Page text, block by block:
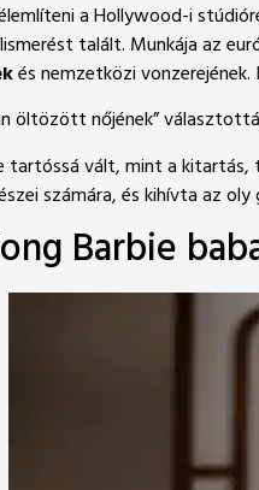
a Hollywood-i
talált. Munkája az
és nemzetközi
öltözött nőjének”
tartóssá vált, mint a
számára, és kihívta az
Barbie